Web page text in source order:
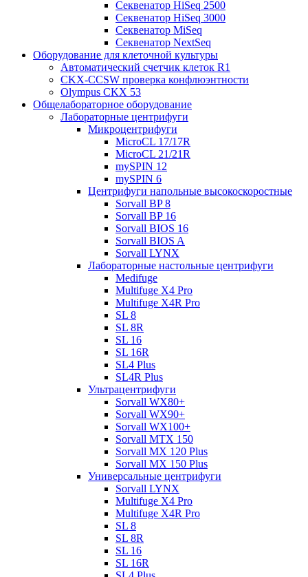
Секвенатор HiSeq 2500
Секвенатор HiSeq 3000
Секвенатор MiSeq
Секвенатор NextSeq
Оборудование для клеточной культуры
Автоматический счетчик клеток R1
CKX-CCSW проверка конфлюэнтности
Olympus CKX 53
Общелабораторное оборудование
Лабораторные центрифуги
Микроцентрифуги
MicroCL 17/17R
MicroCL 21/21R
mySPIN 12
mySPIN 6
Центрифуги напольные высокоскоростные
Sorvall BP 8
Sorvall BP 16
Sorvall BIOS 16
Sorvall BIOS A
Sorvall LYNX
Лабораторные настольные центрифуги
Medifuge
Multifuge X4 Pro
Multifuge X4R Pro
SL 8
SL 8R
SL 16
SL 16R
SL4 Plus
SL4R Plus
Ультрацентрифуги
Sorvall WX80+
Sorvall WX90+
Sorvall WX100+
Sorvall МТХ 150
Sorvall МХ 120 Plus
Sorvall МХ 150 Plus
Универсальные центрифуги
Sorvall LYNX
Multifuge X4 Pro
Multifuge X4R Pro
SL 8
SL 8R
SL 16
SL 16R